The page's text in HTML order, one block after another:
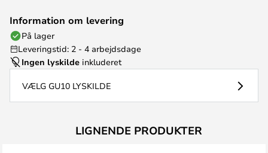
Information om levering
På lager
Leveringstid: 2 - 4 arbejdsdage
Ingen lyskilde inkluderet
VÆLG GU10 LYSKILDE
LIGNENDE PRODUKTER